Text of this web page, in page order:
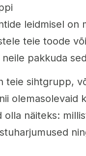
leidmisel on
teie toode
pakkuda
teie sihtgrupp,
olemasolevaid
olla näiteks: